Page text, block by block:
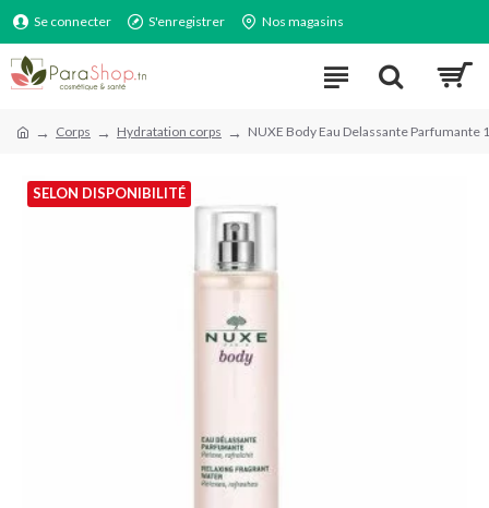
Se connecter S'enregistrer Nos magasins
Corps Hydratation corps NUXE Body Eau Delassante Parfumante
SELON DISPONIBILITÉ